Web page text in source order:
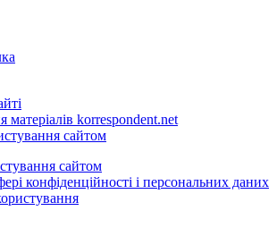
матеріалів korrespondent.net
сайтом
сайтом
конфіденційності і персональних даних